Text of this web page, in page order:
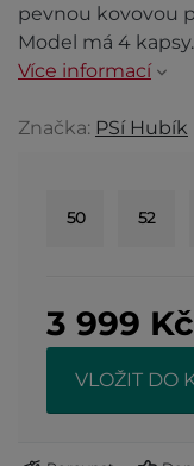
pevnou kovovou
Model má 4 kapsy.
Více informací
Značka: PSí Hubík
50 52
3 999 Kč
VLOŽIT DO